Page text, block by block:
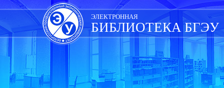
Skip
navigation
ЭЛЕКТРОННАЯ
БИБЛИОТЕКА БГЭУ